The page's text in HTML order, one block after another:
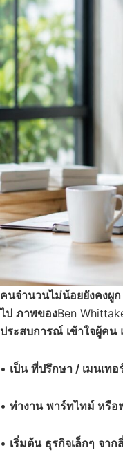
คนจำนวนไม่น้อยยังคงผูก
ไป ภาพของBen
ประสบการณ์ เข้าใจผู้คน
• เป็น ที่ปรึกษา / เมนเทอ
• ทำงาน พาร์ทไทม์ หรือ
• เริ่มต้น ธุรกิจเล็กๆ จาก